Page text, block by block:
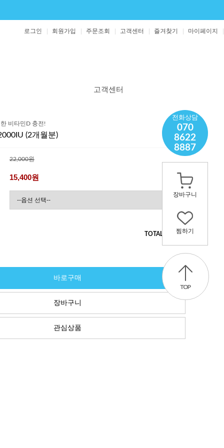
전화상담
070
8622
8887
장바구니
찜하기
로그인 회원가입 주문조회 고객센터 즐겨찾기 마이페이지
고객센터
비타민D 충전!
(2개월분)
22,000원
15,400원
TOTAL 0
바로구매
장바구니
관심상품